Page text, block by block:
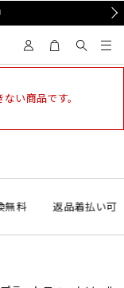
い商品です。
料 返品着払い可